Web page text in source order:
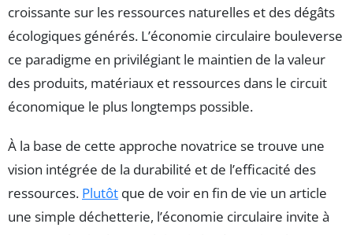
croissante sur les ressources naturelles et des dégâts
écologiques générés. L’économie circulaire bouleverse
ce paradigme en privilégiant le maintien de la valeur
des produits, matériaux et ressources dans le circuit
économique le plus longtemps possible.
À la base de cette approche novatrice se trouve une
vision intégrée de la durabilité et de l’efficacité des
ressources. Plutôt que de voir en fin de vie un article
une simple déchetterie, l’économie circulaire invite à